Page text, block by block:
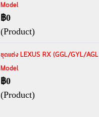
Model
฿0
(Product)
ชุดแต่ง LEXUS RX (GGL/GYL/
Model
฿0
(Product)